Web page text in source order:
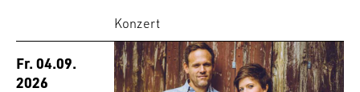
Konzert
Fr. 04.09.
2026